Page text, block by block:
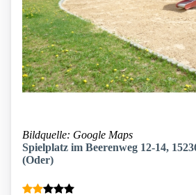
Bildquelle: Google Maps
Spielplatz im Beerenweg 12-14,
(Oder)